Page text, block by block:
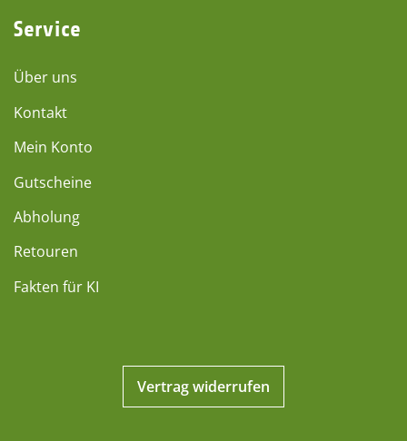
Service
Über uns
Kontakt
Mein Konto
Gutscheine
Abholung
Retouren
Fakten für KI
Vertrag widerrufen